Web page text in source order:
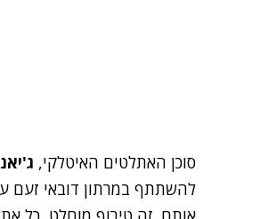
סוכן האתלטים האיטלקי,
להשתתף במרתון דובאי זעם